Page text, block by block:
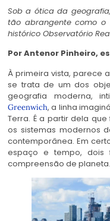
Sob a ótica da
tão abrangente como
histórico Observatório
Por Antenor Pinheiro,
À primeira vista, parece
se trata de um dos
geografia moderna,
Greenwich, a linha
Terra. É a partir dela
os sistemas modernos
contemporânea. Em
espaço e tempo, dois
compreensão de planeta.